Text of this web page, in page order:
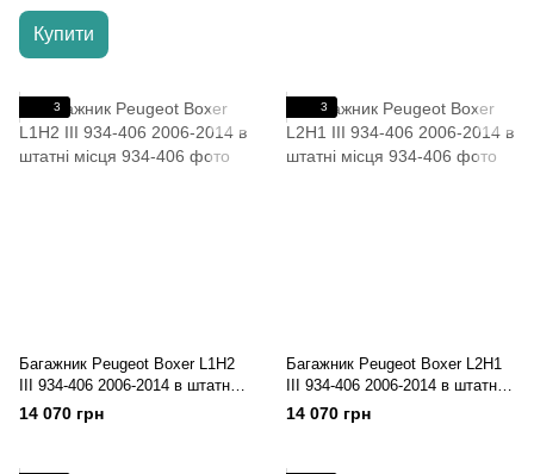
Купити
3
Багажник Peugeot Boxer L1H2
III 934-406 2006-2014 в штатні
місця
14 070 грн
3
Багажник Peugeot Boxer L2H1
III 934-406 2006-2014 в штатні
місця
14 070 грн